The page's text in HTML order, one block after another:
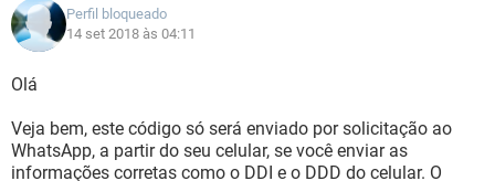
Perfil bloqueado
14 set 2018 às 04:11
Olá
Veja bem, este código só será enviado por solicitação ao
WhatsApp, a partir do seu celular, se você enviar as
informações corretas como o DDI e o DDD do celular. O